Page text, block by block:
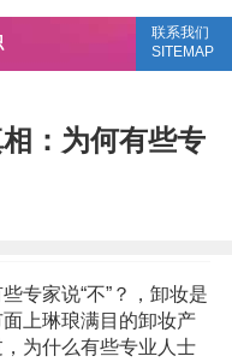
联系我们
SITEMAP
：为何有些专
专家说“不”？，卸妆是
上琳琅满目的卸妆产
为什么有些专业人士